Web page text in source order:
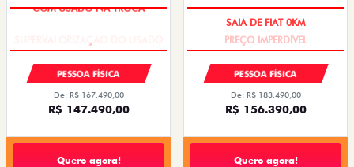
COM USADO NA TROCA
PESSOA FÍSICA
De: R$ 167.490,00
R$ 147.490,00
Quero agora!
PESSOA FÍSICA
De: R$ 183.490,00
R$ 156.390,00
Quero agora!